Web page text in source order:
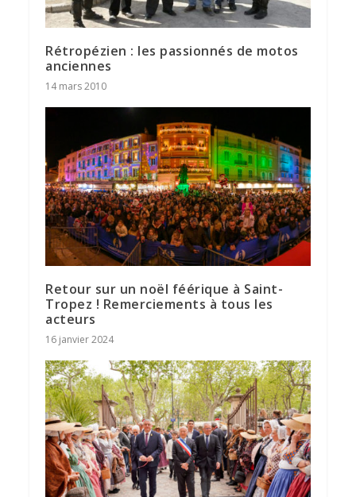
Rétropézien : les passionnés de motos
anciennes
14 mars 2010
Retour sur un noël féérique à Saint-
Tropez ! Remerciements à tous les
acteurs
16 janvier 2024